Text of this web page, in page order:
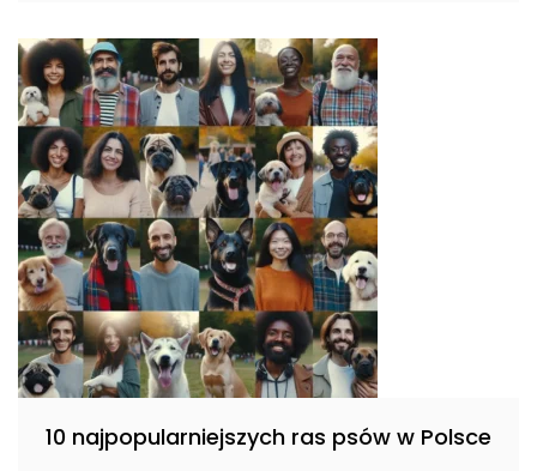
10 najpopularniejszych ras psów w Polsce